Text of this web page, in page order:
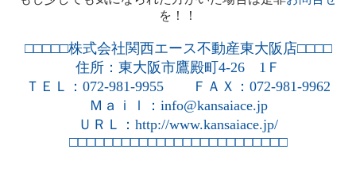
を！！
□□□□□株式会社関西エース不動産東大阪店□□□□
住所：東大阪市鷹殿町 4-26 1 Ｆ
ＴＥＬ： 072-981-9955 ＦＡＸ： 072-981-9962
Ｍａｉｌ： info@kansaiace.jp
ＵＲＬ： http://www.kansaiace.jp/
□□□□□□□□□□□□□□□□□□□□□□□□□